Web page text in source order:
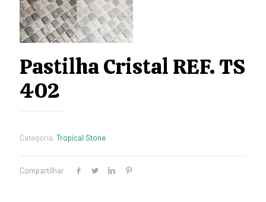
Pastilha Cristal REF. TS
402
Categoria: Tropical Stone
Compartilhar